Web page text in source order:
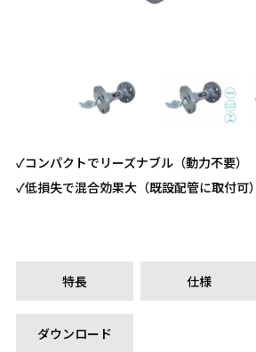
✓コンパクトでリーズナブル（動力不要）
✓低損失で混合効果大（既設配管に取付可）
特長 仕様
ダウンロード